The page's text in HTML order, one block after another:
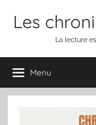
Les
La lecture
Menu